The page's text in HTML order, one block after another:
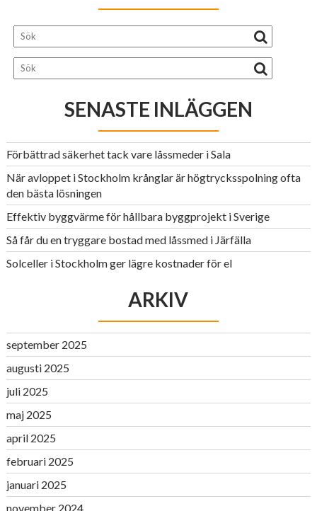
SENASTE INLÄGGEN
Förbättrad säkerhet tack vare låssmeder i Sala
När avloppet i Stockholm krånglar är högtrycksspolning ofta
den bästa lösningen
Effektiv byggvärme för hållbara byggprojekt i Sverige
Så får du en tryggare bostad med låssmed i Järfälla
Solceller i Stockholm ger lägre kostnader för el
ARKIV
september 2025
augusti 2025
juli 2025
maj 2025
april 2025
februari 2025
januari 2025
november 2024